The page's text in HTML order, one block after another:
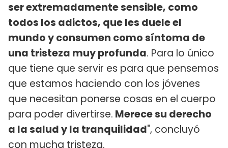
ser extremadamente sensible, como
todos los adictos, que les duele el
mundo y consumen como síntoma de
una tristeza muy profunda. Para lo único
que tiene que servir es para que pensemos
que estamos haciendo con los jóvenes
que necesitan ponerse cosas en el cuerpo
para poder divertirse. Merece su derecho
a la salud y la tranquilidad", concluyó
con mucha tristeza.